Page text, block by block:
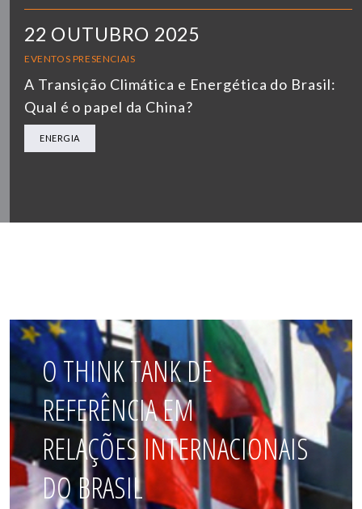
22 OUTUBRO 2025
EVENTOS PRESENCIAIS
A Transição Climática e Energética do Brasil:
Qual é o papel da China?
ENERGIA
O THINK TANK DE
REFERÊNCIA EM
RELAÇÕES INTERNACIONAIS
DO BRASIL